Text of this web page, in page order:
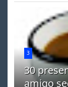
3
30
amigo